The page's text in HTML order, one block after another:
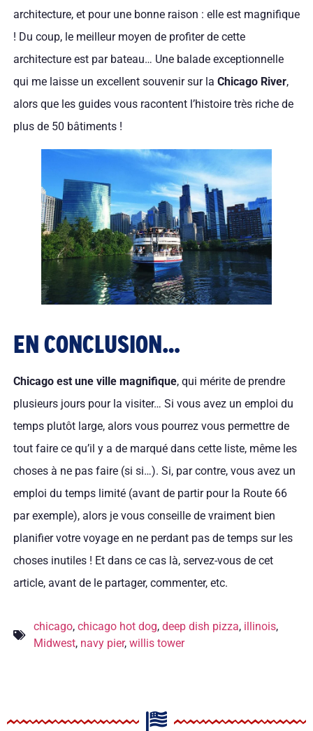
architecture, et pour une bonne raison : elle est magnifique
! Du coup, le meilleur moyen de profiter de cette
architecture est par bateau… Une balade exceptionnelle
qui me laisse un excellent souvenir sur la Chicago River,
alors que les guides vous racontent l’histoire très riche de
plus de 50 bâtiments !
EN CONCLUSION…
Chicago est une ville magnifique, qui mérite de prendre
plusieurs jours pour la visiter… Si vous avez un emploi du
temps plutôt large, alors vous pourrez vous permettre de
tout faire ce qu’il y a de marqué dans cette liste, même les
choses à ne pas faire (si si…). Si, par contre, vous avez un
emploi du temps limité (avant de partir pour la Route 66
par exemple), alors je vous conseille de vraiment bien
planifier votre voyage en ne perdant pas de temps sur les
choses inutiles ! Et dans ce cas là, servez-vous de cet
article, avant de le partager, commenter, etc.
chicago, chicago hot dog, deep dish pizza, illinois,
Midwest, navy pier, willis tower